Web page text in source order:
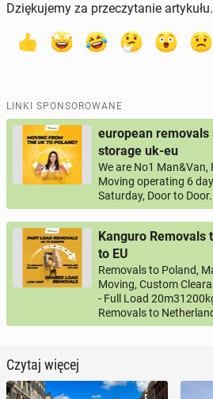
Dziękujemy za przeczytanie
LINKI SPONSOROWANE
european
storage uk-eu
We are No1 Man&Van,
Moving operating 6
Saturday, Door to Door.
Kanguro Removals
to EU
Removals to Poland,
Moving, Custom
- Full Load
Removals to
Czytaj więcej